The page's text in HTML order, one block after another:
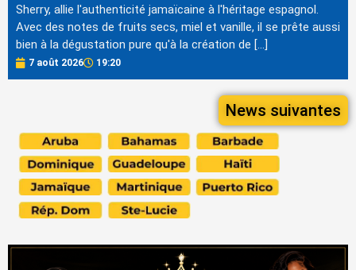
Sherry, allie l'authenticité jamaïcaine à l'héritage espagnol.
Avec des notes de fruits secs, miel et vanille, il se prête aussi
bien à la dégustation pure qu'à la création de […]
7 août 2026 19:20
News suivantes